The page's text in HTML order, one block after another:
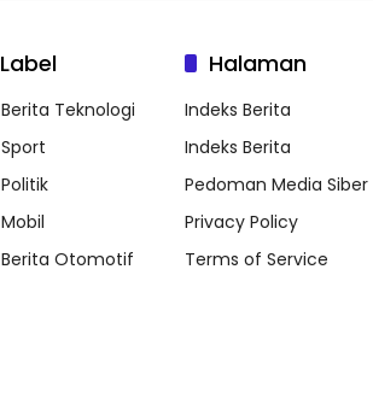
Label
Berita Teknologi
Sport
Politik
Mobil
Berita Otomotif
Halaman
Indeks Berita
Indeks Berita
Pedoman Media Siber
Privacy Policy
Terms of Service